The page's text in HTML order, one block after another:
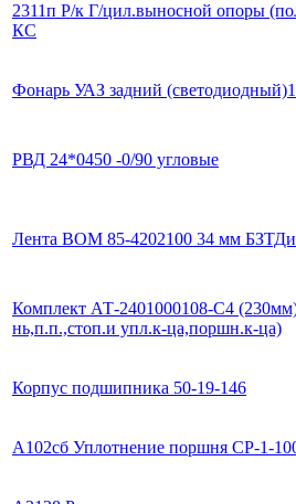
2311п Р/к Г/цил.выносной опоры
КС
Фонарь УАЗ задний
РВД 24*0450 -0/90 угловые
Лента ВОМ 85-4202100 34 мм
Комплект АТ-2401000108-С4
нь,п.п.,стоп.и упл.к-ца,поршн.к-ца)
Корпус подшипника 50-19-146
А102сб Уплотнение поршня СР-1-